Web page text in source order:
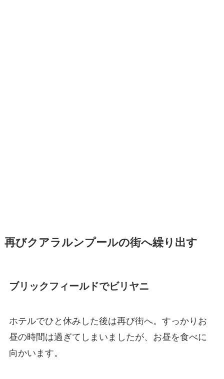
再びクアラルンプールの街へ繰り出す
ブリックフィールドでビリヤニ
ホテルでひと休みした後は再び街へ。すっかりお
昼の時間は過ぎてしまいましたが、お昼を食べに
向かいます。